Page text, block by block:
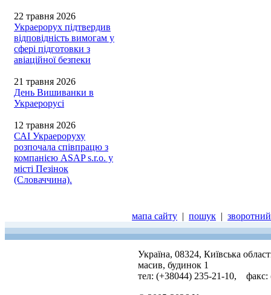
22 травня 2026
Украерорух підтвердив
відповідність вимогам у
сфері підготовки з
авіаційної безпеки
21 травня 2026
День Вишиванки в
Украерорусі
12 травня 2026
САІ Украероруху
розпочала співпрацю з
компанією ASAP s.r.o. у
місті Пезінок
(Словаччина).
мапа сайту | пошук |
Україна, 08324, Київська
масив, будинок 1
тел: (+38044) 235-21-10, факс: